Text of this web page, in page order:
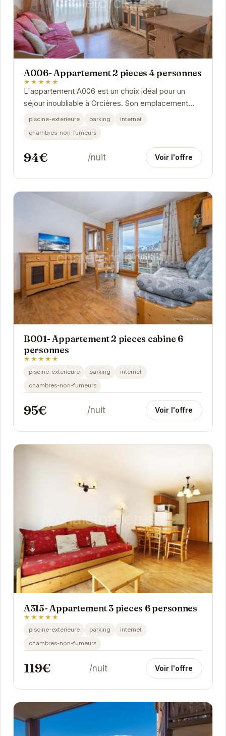
A006- Appartement 2 pieces 4 personnes
★★★★★
L'appartement A006 est un choix idéal pour un
séjour inoubliable à Orcières. Son emplacement
privilégié vous permettra de profiter pleinement...
piscine-exterieure parking
internet
chambres-non-fumeurs
94€ /nuit Voir l'offre
B001- Appartement 2 pieces cabine 6
personnes
★★★★★
piscine-exterieure parking
internet
chambres-non-fumeurs
95€ /nuit Voir l'offre
A315- Appartement 3 pieces 6 personnes
★★★★★
piscine-exterieure parking
internet
chambres-non-fumeurs
119€ /nuit Voir l'offre